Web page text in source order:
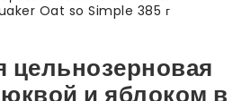
Oat so Simple 385 г
цельнозерновая
и яблоком в